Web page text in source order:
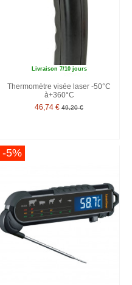
Livraison 7/10 jours
Thermomètre visée laser -50°C
à+360°C
46,74 € 49,20 €
-5%